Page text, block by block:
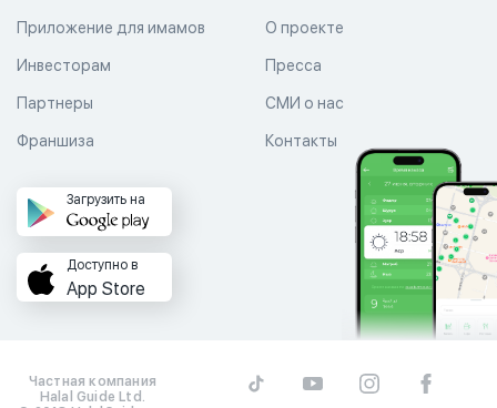
Приложение для имамов О проекте
Пресса
СМИ о нас
Контакты
Инвесторам
Партнеры
Франшиза
Загрузить на
Доступно в
App Store
Частная компания
Halal Guide Ltd.